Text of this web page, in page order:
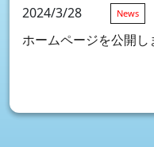
2024/3/28 News
ホームページを公開し